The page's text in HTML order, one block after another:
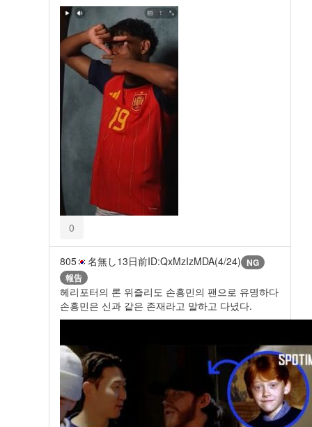
0
805 名無し13日前ID:QxMzIzMDA(4/24) NG
報告
헤리포터의 론 위즐리도 손흥민의 팬으로 유명하다
손흥민은 신과 같은 존재라고 말하고 다녔다.